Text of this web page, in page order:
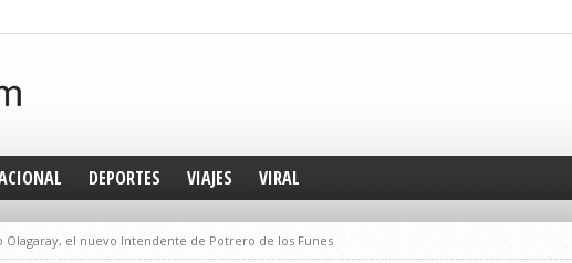
DEPORTES VIAJES VIRAL
Olagaray, el nuevo Intendente de Potrero de los Funes